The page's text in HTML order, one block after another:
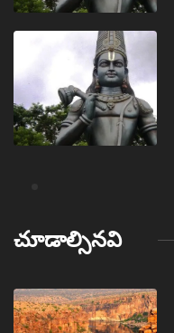
చూడాల్సినవి